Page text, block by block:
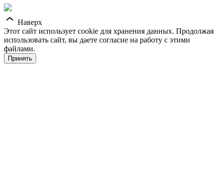
Наверх
Этот сайт использует cookie для хранения данных. Продолжая
использовать сайт, вы даете согласие на работу с этими
файлами.
Принять